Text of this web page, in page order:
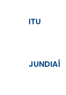
ITU
JUNDIAÍ